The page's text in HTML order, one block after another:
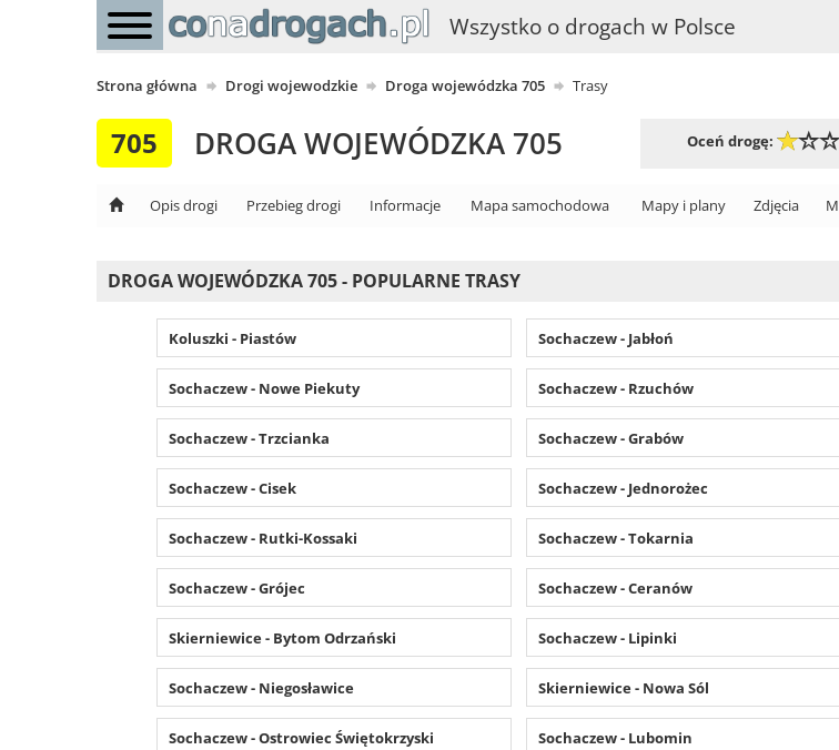
Wszystko o drogach w Polsce
Strona główna Drogi wojewodzkie Droga wojewódzka 705 Trasy
705 DROGA WOJEWÓDZKA 705 Oceń drogę:
Opis drogi Przebieg drogi Informacje Mapa samochodowa Mapy i plany Zdjęcia
DROGA WOJEWÓDZKA 705 - POPULARNE TRASY
Koluszki - Piastów Sochaczew - Jabłoń
Sochaczew - Nowe Piekuty Sochaczew - Rzuchów
Sochaczew - Trzcianka Sochaczew - Grabów
Sochaczew - Cisek Sochaczew - Jednorożec
Sochaczew - Rutki-Kossaki Sochaczew - Tokarnia
Sochaczew - Grójec Sochaczew - Ceranów
Skierniewice - Bytom Odrzański Sochaczew - Lipinki
Sochaczew - Niegosławice Skierniewice - Nowa Sól
Sochaczew - Ostrowiec Świętokrzyski Sochaczew - Lubomin